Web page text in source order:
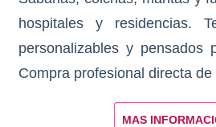
hospitales y residencias.
personalizables y pensados
Compra profesional directa de
MAS